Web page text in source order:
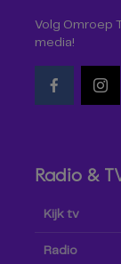
Volg Omroep
media!
Radio &
Kijk tv
Radio